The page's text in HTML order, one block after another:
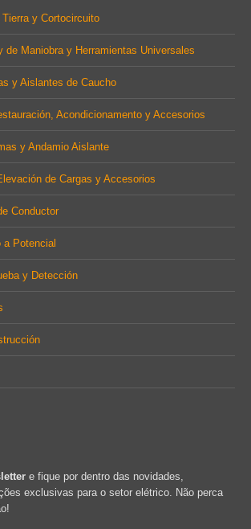
y Cortocircuito
de Maniobra y Herramientas Universales
y Aislantes de Caucho
Acondicionamento y Accesorios
y Andamio Aislante
de Cargas y Accesorios
Conductor
a Potencial
y Detección
e fique por dentro das novidades,
exclusivas para o setor elétrico. Não perca